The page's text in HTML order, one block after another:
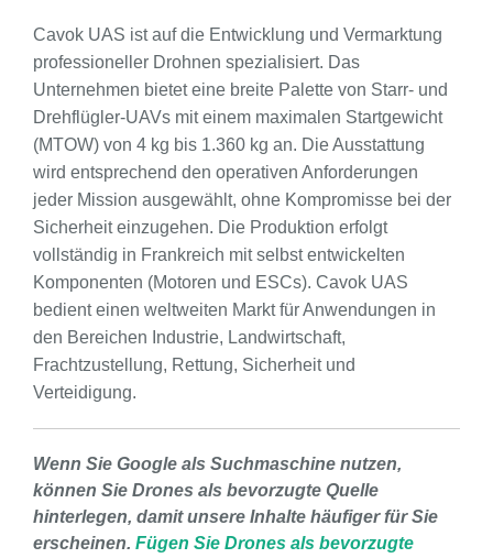
Cavok UAS ist auf die Entwicklung und Vermarktung
professioneller Drohnen spezialisiert. Das
Unternehmen bietet eine breite Palette von Starr- und
Drehflügler-UAVs mit einem maximalen Startgewicht
(MTOW) von 4 kg bis 1.360 kg an. Die Ausstattung
wird entsprechend den operativen Anforderungen
jeder Mission ausgewählt, ohne Kompromisse bei der
Sicherheit einzugehen. Die Produktion erfolgt
vollständig in Frankreich mit selbst entwickelten
Komponenten (Motoren und ESCs). Cavok UAS
bedient einen weltweiten Markt für Anwendungen in
den Bereichen Industrie, Landwirtschaft,
Frachtzustellung, Rettung, Sicherheit und
Verteidigung.
Wenn Sie Google als Suchmaschine nutzen,
können Sie Drones als bevorzugte Quelle
hinterlegen, damit unsere Inhalte häufiger für Sie
erscheinen. Fügen Sie Drones als bevorzugte